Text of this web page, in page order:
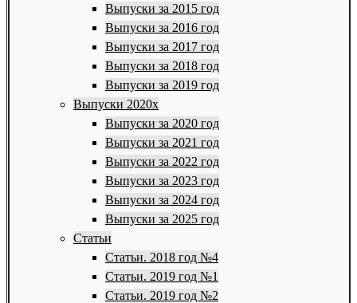
Выпуски за 2015 год
Выпуски за 2016 год
Выпуски за 2017 год
Выпуски за 2018 год
Выпуски за 2019 год
Выпуски 2020х
Выпуски за 2020 год
Выпуски за 2021 год
Выпуски за 2022 год
Выпуски за 2023 год
Выпуски за 2024 год
Выпуски за 2025 год
Статьи
Статьи. 2018 год №4
Статьи. 2019 год №1
Статьи. 2019 год №2